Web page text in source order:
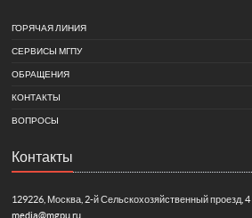
ГОРЯЧАЯ ЛИНИЯ
СЕРВИСЫ МГПУ
ОБРАЩЕНИЯ
КОНТАКТЫ
ВОПРОСЫ
Контакты
129226, Москва, 2-й Сельскохозяйственный проезд, 4
media@mgpu.ru